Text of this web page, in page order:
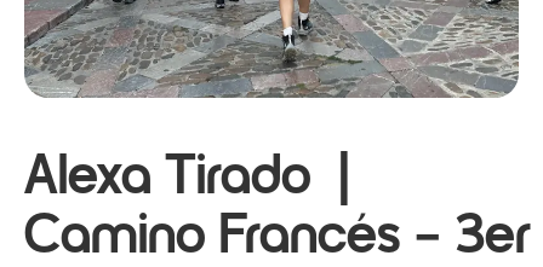
Alexa Tirado |
Camino Francés – 3er